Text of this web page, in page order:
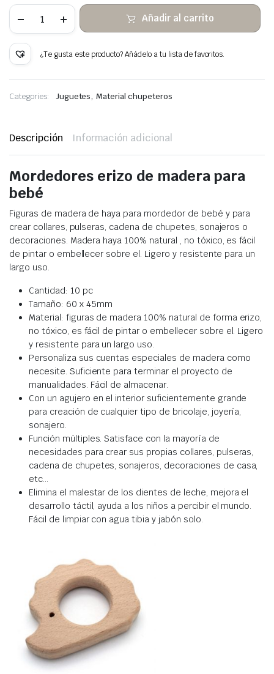
Mordedores
Madera
cantidad
Añadir al carrito
¿Te gusta este producto? Añádelo a tu lista de favoritos.
Categories: Juguetes,Material chupeteros
Descripción Información adicional
Mordedores erizo de madera para
bebé
Figuras de madera de haya para mordedor de bebé y para
crear collares, pulseras, cadena de chupetes, sonajeros o
decoraciones. Madera haya 100% natural , no tóxico, es fácil
de pintar o embellecer sobre el. Ligero y resistente para un
largo uso.
Cantidad: 10 pc
Tamaño: 60 x 45mm
Material: figuras de madera 100% natural de forma erizo,
no tóxico, es fácil de pintar o embellecer sobre el. Ligero
y resistente para un largo uso.
Personaliza sus cuentas especiales de madera como
necesite. Suficiente para terminar el proyecto de
manualidades. Fácil de almacenar.
Con un agujero en el interior suficientemente grande
para creación de cualquier tipo de bricolaje, joyería,
sonajero.
Función múltiples. Satisface con la mayoría de
necesidades para crear sus propias collares, pulseras,
cadena de chupetes, sonajeros, decoraciones de casa,
etc…
Elimina el malestar de los dientes de leche, mejora el
desarrollo táctil, ayuda a los niños a percibir el mundo.
Fácil de limpiar con agua tibia y jabón solo.